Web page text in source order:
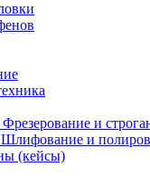
Фрезерование и
Шлифование и
(кейсы)